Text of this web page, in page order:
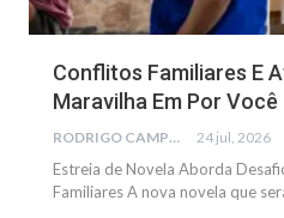
Conflitos Familiares E
Maravilha Em Por Você
RODRIGO CAMPOS 24 jul, 2026
Estreia de Novela Aborda
Familiares A nova novela que